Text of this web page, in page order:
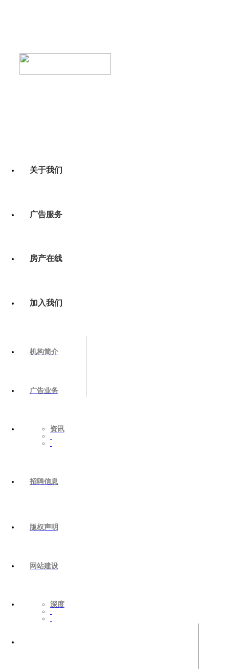
关于我们
广告服务
房产在线
加入我们
机构简介
广告业务
资讯
招聘信息
版权声明
网站建设
深度